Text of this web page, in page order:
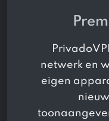
netwerk en
eigen